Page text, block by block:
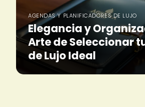
AGENDAS Y PLANIFICADORES DE LUJO
Elegancia y
Arte de Seleccionar
de Lujo Ideal